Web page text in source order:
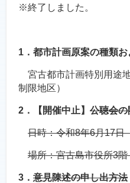
※終了しました。
1．都市計画原案の種類
宮古都市計画特別用途
制限地区）
2．【開催中止】 公聴会の
日時：令和8年6月17
場所：宮古島市役所3
3． 意見陳述の申し出方法